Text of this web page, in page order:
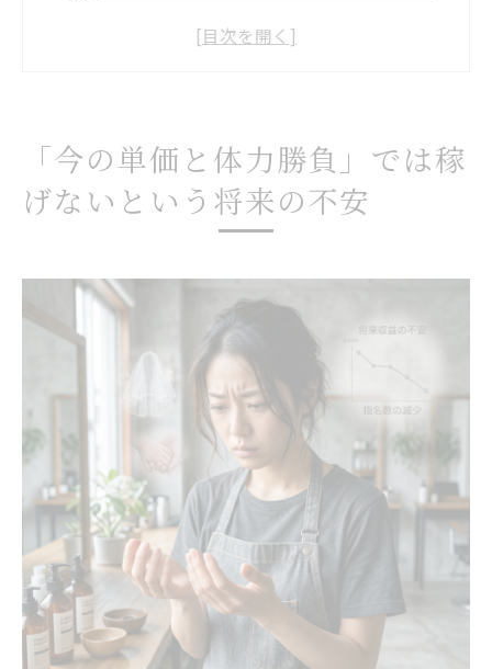
美容室勤務で社会保険完備が将来の安心に
ント
高収入を叶える美容師求人の選び方と注意
守る理由
トレンドに消費されない一生モノの武器。「オ
ーガニック×髪質改善」の圧倒的強み
美容師求人で髪質改善スキルを身につける
美容室で高収入を目指すオーガニック施術
の魅力
社会保険完備の環境で安心してスキルアッ
髪質改善が女性美容師の将来を安定させる
理由
「今の単価と体力勝負」では稼
げないという将来の不安